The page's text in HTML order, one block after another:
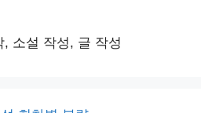
소설 작성, 글 작성